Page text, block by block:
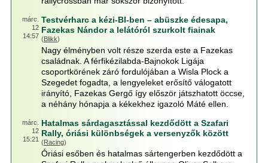
márc.
12
14:57
Testvérharc a kézi-Bl-ben – abüszke édesapa,
Fazekas Nándor a lelátóról szurkolt fiainak
(Blikk)
Nagy élményben volt része szerda este a Fazekas
családnak. A férfikézilabda-Bajnokok Ligája
csoportkörének záró fordulójában a Wisla Plock a
Szegedet fogadta, a lengyeleket erősítő válogatott
irányító, Fazekas Gergő így először játszhatott öccse,
a néhány hónapja a kékekhez igazoló Máté ellen.
márc.
12
15:21
Hatalmas sárdagasztással kezdődött a Szafari
Rally, óriási különbségek a versenyzők között
(Racing)
Óriási esőben és hatalmas sártengerben kezdődött a